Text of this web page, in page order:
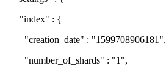
"index" : {
"creation_date" : "1599708906181",
"number_of_shards" : "1",